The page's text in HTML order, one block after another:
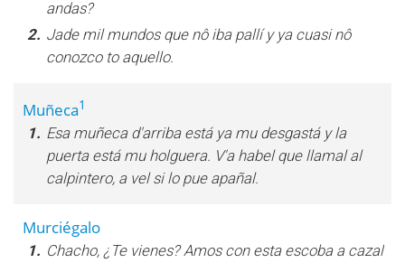
andas?
2. Jade mil mundos que nô iba pallí y ya cuasi nô
conozco to aquello.
Muñeca1
1. Esa muñeca d'arriba está ya mu desgastá y la
puerta está mu holguera. V'a habel que llamal al
calpintero, a vel si lo pue apañal.
Murciégalo
1. Chacho, ¿Te vienes? Amos con esta escoba a cazal